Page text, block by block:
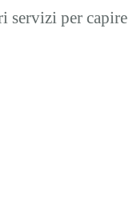
servizi per